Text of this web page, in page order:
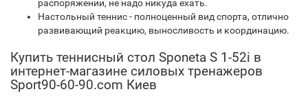
распоряжении, не надо никуда ехать.
Настольный теннис - полноценный вид спорта, отлично
развивающий реакцию, выносливость и координацию.
Купить теннисный стол Sponeta S 1-52i в
интернет-магазине силовых тренажеров
Sport90-60-90.com Киев